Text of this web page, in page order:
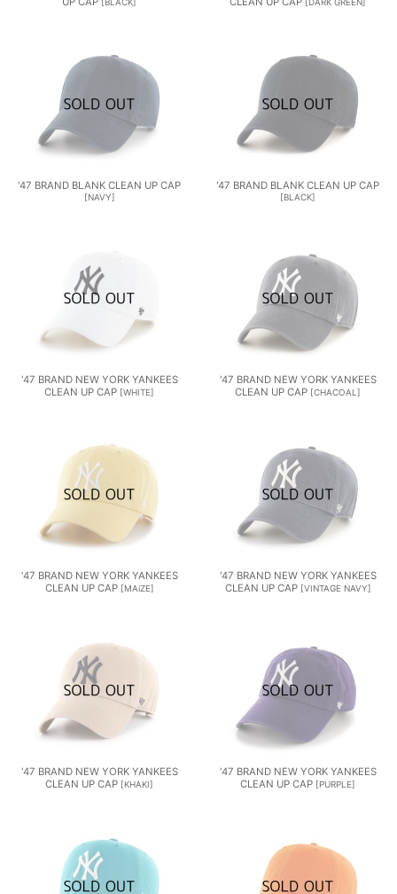
'47 BRAND BLANK CLEAN UP CAP
[NAVY]
'47 BRAND BLANK CLEAN UP CAP
[BLACK]
'47 BRAND NEW YORK YANKEES
CLEAN UP CAP [WHITE]
'47 BRAND NEW YORK YANKEES
CLEAN UP CAP [CHACOAL ]
'47 BRAND NEW YORK YANKEES
CLEAN UP CAP [MAiZE]
'47 BRAND NEW YORK YANKEES
CLEAN UP CAP [VINTAGE NAVY]
'47 BRAND NEW YORK YANKEES
CLEAN UP CAP [KHAKI]
'47 BRAND NEW YORK YANKEES
CLEAN UP CAP [PURPLE]